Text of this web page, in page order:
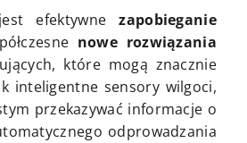
efektywnezapobieganie
nowe rozwiązania
które mogą znacznie
inteligentne sensory wilgoci,
przekazywać informacje o
odprowadzania